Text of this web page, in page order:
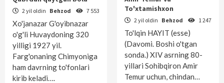
2 yil oldin Behzod 7 553
Xo'janazar G'oyibnazar
o'g'li Huvaydoning 320
yilligi 1927 yil.
Farg'onaning Chimyoniga
ham davrning to'fonlari
kirib keladi….
To'xtamishxon
2 yil oldin Behzod 1 247
To'lqin HAYIT (esse)
(Davomi. Boshi o'tgan
sonda.) XIV asrning 80-
yillari Sohibqiron Amir
Temur uchun, chindan…